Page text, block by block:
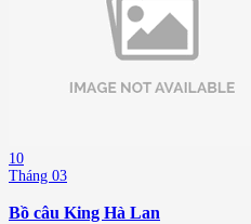
10
Tháng 03
Bồ câu King Hà Lan